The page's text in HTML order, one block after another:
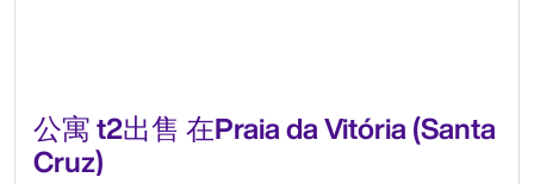
公寓 t2出售 在Praia da Vitória (Santa
Cruz)